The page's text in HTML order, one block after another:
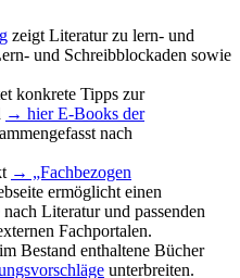
zeigt Literatur zu lern- und
und Schreibblockaden sowie
konkrete Tipps zur
→ hier E-Books der
nach
→ „Fachbezogen
ermöglicht einen
Literatur und passenden
Fachportalen.
Bestand enthaltene Bücher
unterbreiten.